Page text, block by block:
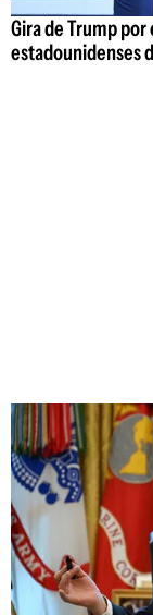
Gira de Trump
estadounidenses